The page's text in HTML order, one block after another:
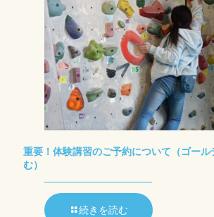
重要！体験講習のご予約について（ゴー
む）
続きを読む